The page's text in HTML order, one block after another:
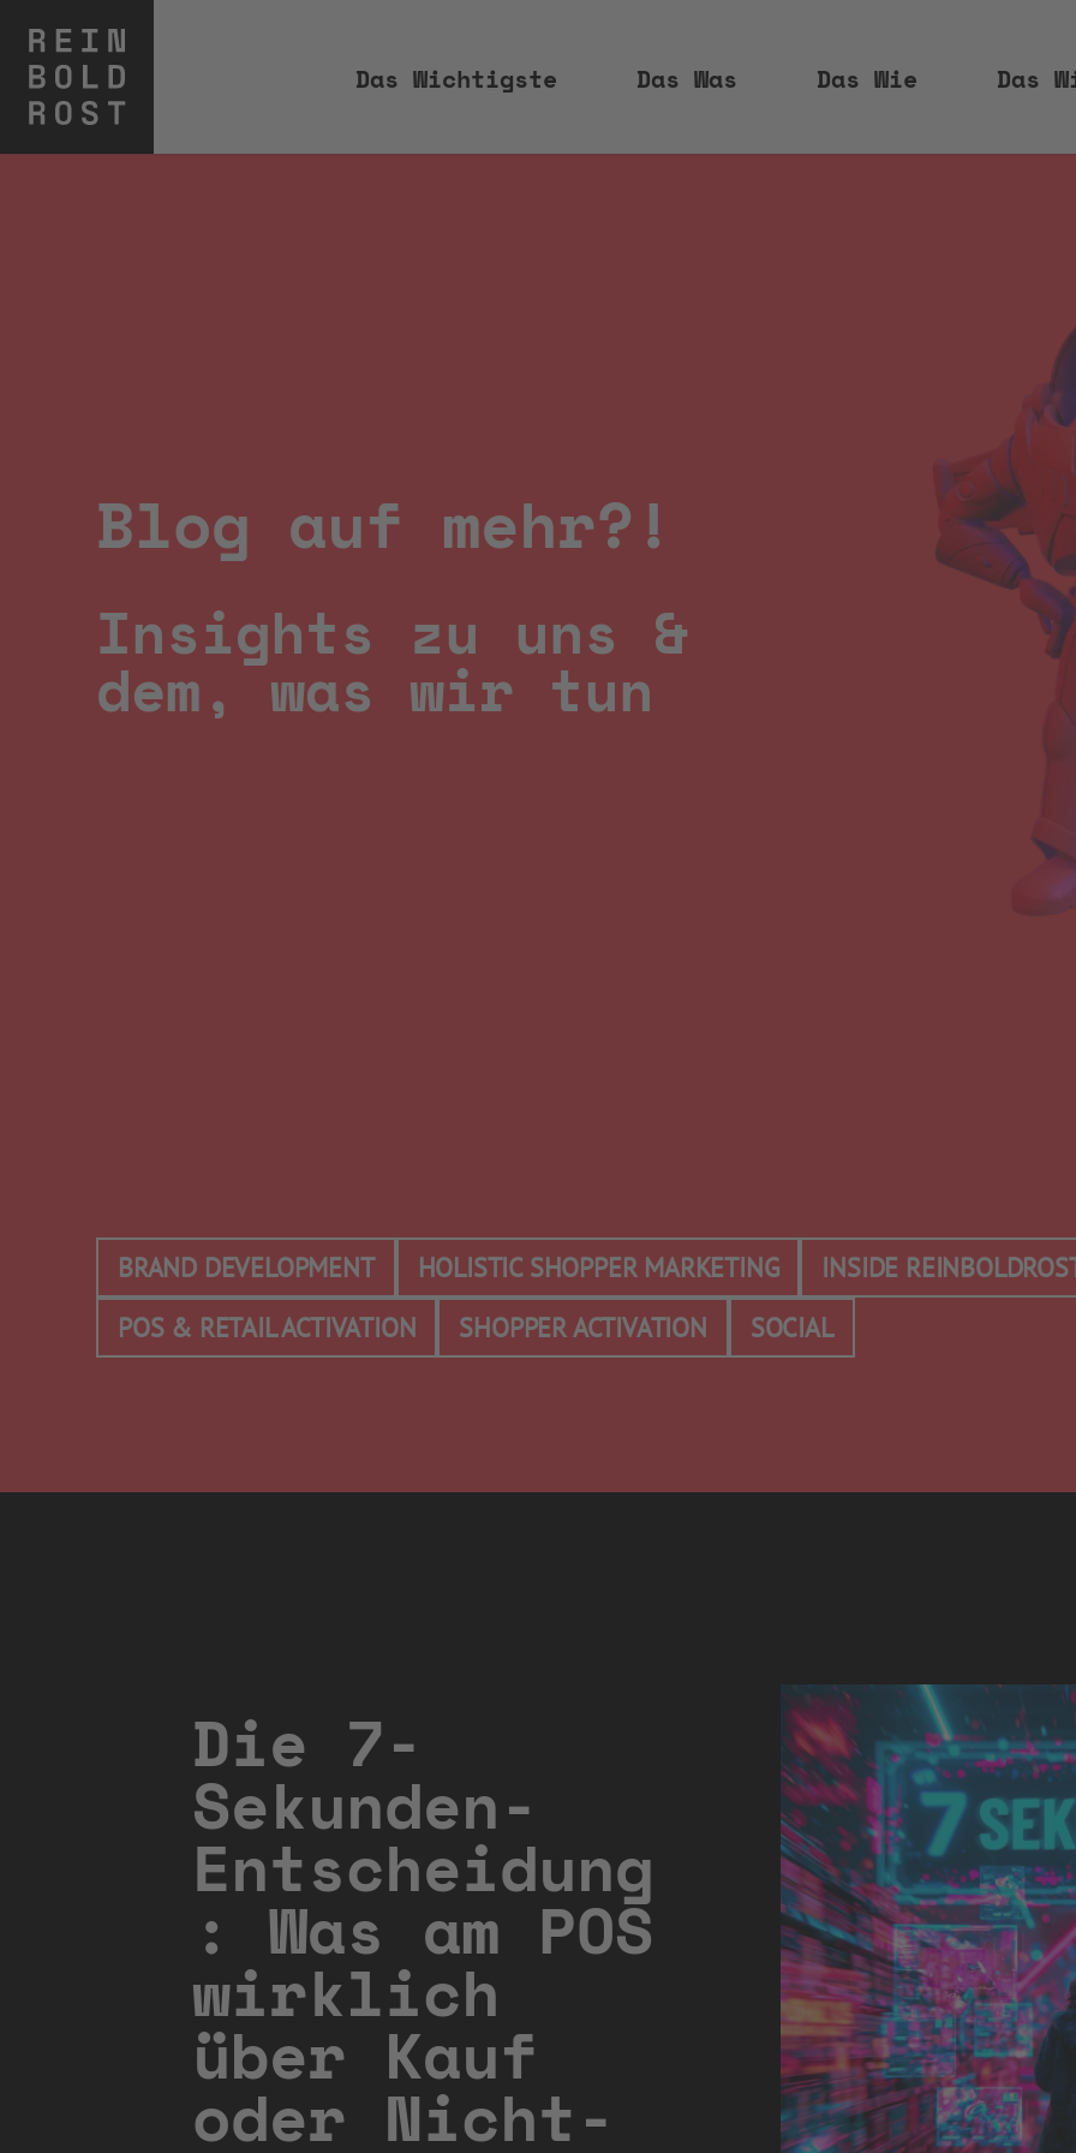
Das Wichtigste Das Was Das Wie Das
Blog auf mehr?!
Insights zu uns &
dem, was wir tun
BRAND DEVELOPMENT HOLISTIC SHOPPER MARKETING INSIDE
POS & RETAIL ACTIVATION
SHOPPER ACTIVATION SOCIAL
Die 7-
Sekunden-
Entscheidung
: Was am POS
wirklich
über Kauf
oder Nicht-